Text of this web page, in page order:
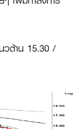
วต้าน 15.30 /